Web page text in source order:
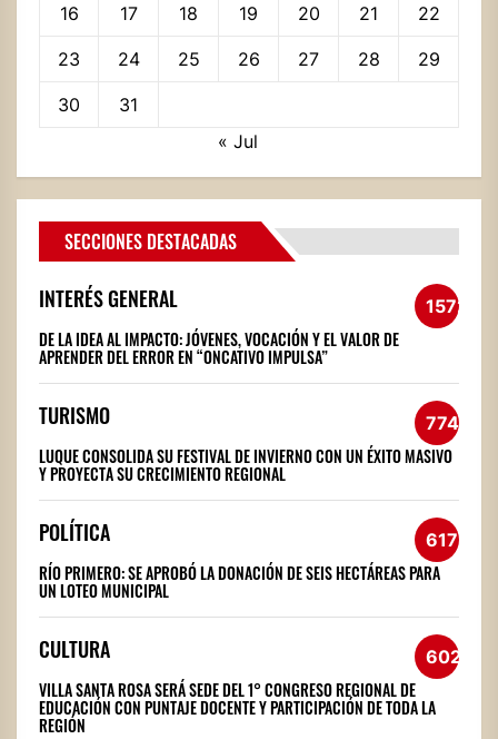
16 17 18 19 20 21 22
23 24 25 26 27 28 29
30
31
« Jul
SECCIONES DESTACADAS
INTERÉS GENERAL 1572
DE LA IDEA AL IMPACTO: JÓVENES, VOCACIÓN Y EL VALOR DE
APRENDER DEL ERROR EN “ONCATIVO IMPULSA”
TURISMO 774
LUQUE CONSOLIDA SU FESTIVAL DE INVIERNO CON UN ÉXITO MASIVO
Y PROYECTA SU CRECIMIENTO REGIONAL
POLÍTICA 617
RÍO PRIMERO: SE APROBÓ LA DONACIÓN DE SEIS HECTÁREAS PARA
UN LOTEO MUNICIPAL
CULTURA 602
VILLA SANTA ROSA SERÁ SEDE DEL 1° CONGRESO REGIONAL DE
EDUCACIÓN CON PUNTAJE DOCENTE Y PARTICIPACIÓN DE TODA LA
REGIÓN